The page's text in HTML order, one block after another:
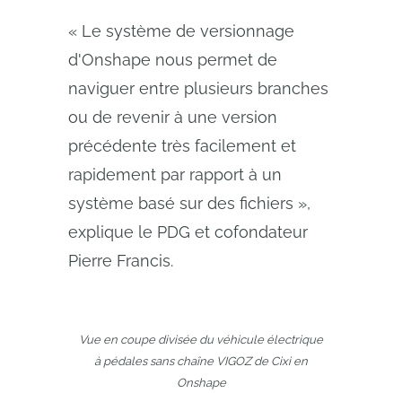
« Le système de versionnage
d'Onshape nous permet de
naviguer entre plusieurs branches
ou de revenir à une version
précédente très facilement et
rapidement par rapport à un
système basé sur des fichiers »,
explique le PDG et cofondateur
Pierre Francis.
Vue en coupe divisée du véhicule électrique
à pédales sans chaîne VIGOZ de Cixi en
Onshape